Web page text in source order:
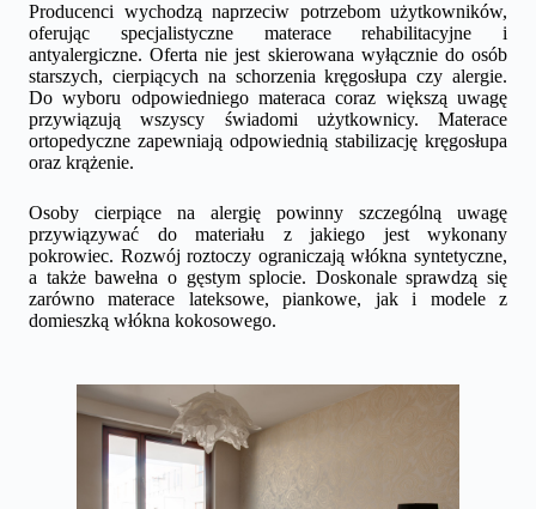
Producenci wychodzą naprzeciw potrzebom użytkowników,
oferując specjalistyczne materace rehabilitacyjne i
antyalergiczne. Oferta nie jest skierowana wyłącznie do osób
starszych, cierpiących na schorzenia kręgosłupa czy alergie.
Do wyboru odpowiedniego materaca coraz większą uwagę
przywiązują wszyscy świadomi użytkownicy. Materace
ortopedyczne zapewniają odpowiednią stabilizację kręgosłupa
oraz krążenie.
Osoby cierpiące na alergię powinny szczególną uwagę
przywiązywać do materiału z jakiego jest wykonany
pokrowiec. Rozwój roztoczy ograniczają włókna syntetyczne,
a także bawełna o gęstym splocie. Doskonale sprawdzą się
zarówno materace lateksowe, piankowe, jak i modele z
domieszką włókna kokosowego.